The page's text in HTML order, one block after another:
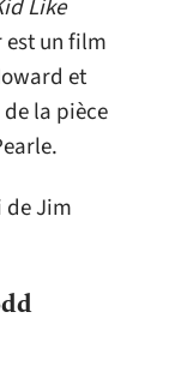
Like
est un film
et
la pièce